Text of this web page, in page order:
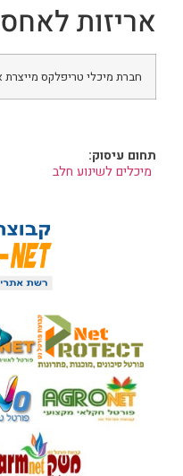
אריזות
חברת מיכלי טריפלקס מייצרת
תחום עיסוק:
מיכלים לשינוע חלב